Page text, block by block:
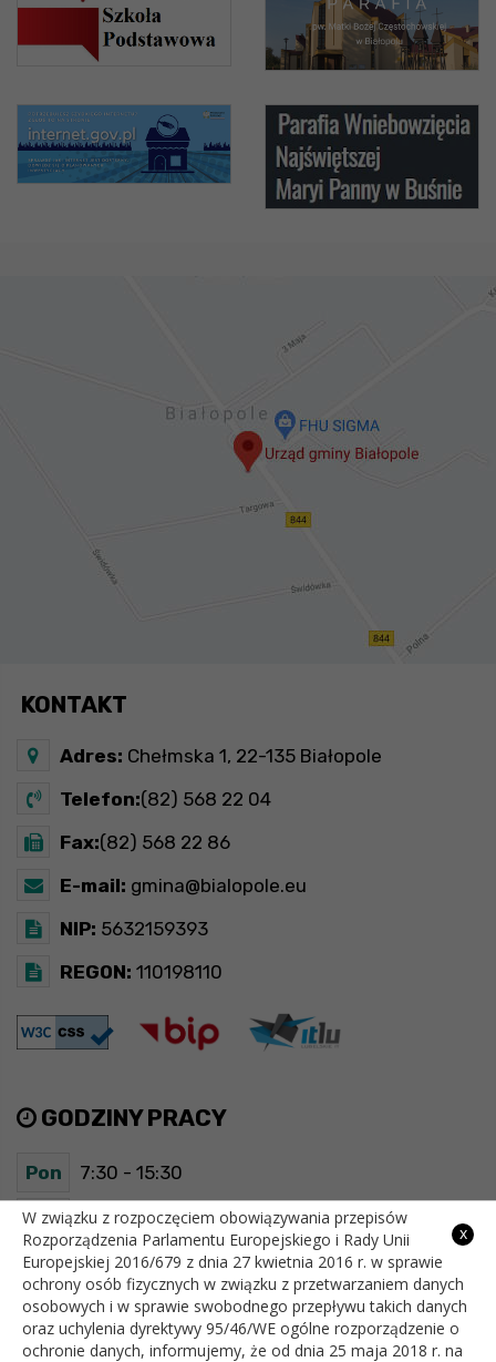
KONTAKT
Adres: Chełmska 1, 22-135 Białopole
Telefon:(82) 568 22 04
Fax:(82) 568 22 86
E-mail: gmina@bialopole.eu
NIP: 5632159393
REGON: 110198110
GODZINY PRACY
Pon 7:30 - 15:30
Wt 7:30 - 15:30
Śr 7:30 - 15:30
Czw 7:30 - 15:30
Pt 7:30 - 15:30
x
W związku z rozpoczęciem obowiązywania przepisów
Rozporządzenia Parlamentu Europejskiego i Rady Unii
Europejskiej 2016/679 z dnia 27 kwietnia 2016 r. w sprawie
ochrony osób fizycznych w związku z przetwarzaniem danych
osobowych i w sprawie swobodnego przepływu takich danych
oraz uchylenia dyrektywy 95/46/WE ogólne rozporządzenie o
ochronie danych, informujemy, że od dnia 25 maja 2018 r. na